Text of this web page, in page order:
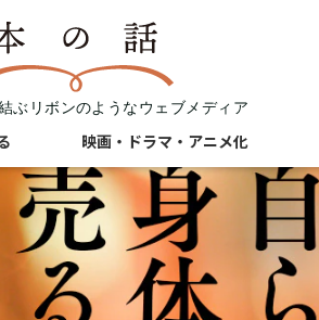
ぶリボンのようなウェブメディア
映画・ドラマ・アニメ化